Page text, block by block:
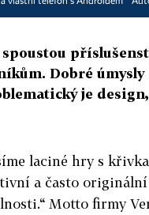
Dobré úmysly
je
laciné hry s
a často
Motto firmy